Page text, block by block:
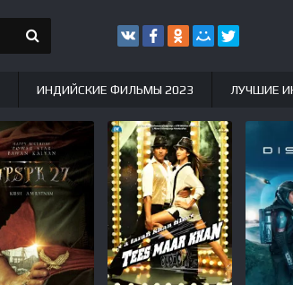
ИНДИЙСКИЕ ФИЛЬМЫ 2023 ЛУЧШИЕ